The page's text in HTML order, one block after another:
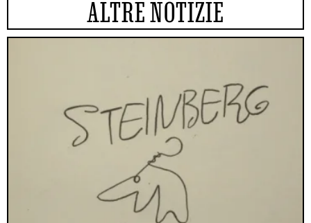
ALTRE NOTIZIE